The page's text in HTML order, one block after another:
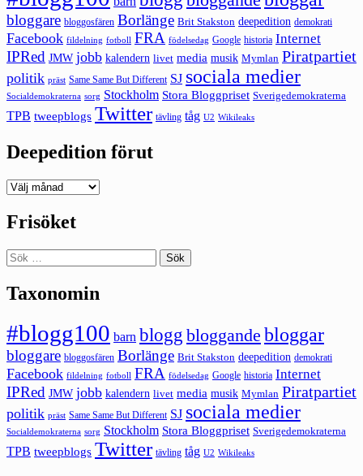
bloggare bloggosfären Borlänge Brit Stakston deepedition demokrati
Facebook fildelning fotboll FRA födelsedag Google historia Internet
IPRed JMW jobb kalendern livet media musik Mymlan Piratpartiet
politik präst Same Same But Different SJ sociala medier
Socialdemokraterna sorg Stockholm Stora Bloggpriset Sverigedemokraterna
TPB tweepblogs Twitter tävling tåg U2 Wikileaks
Deepedition förut
Deepedition
Frisöket
Sök
efter:
Taxonomin
#blogg100 barn blogg bloggande bloggar
bloggare bloggosfären Borlänge Brit Stakston deepedition demokrati
Facebook fildelning fotboll FRA födelsedag Google historia Internet
IPRed JMW jobb kalendern livet media musik Mymlan Piratpartiet
politik präst Same Same But Different SJ sociala medier
Socialdemokraterna sorg Stockholm Stora Bloggpriset Sverigedemokraterna
TPB tweepblogs Twitter tävling tåg U2 Wikileaks